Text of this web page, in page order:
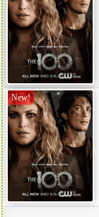
New!